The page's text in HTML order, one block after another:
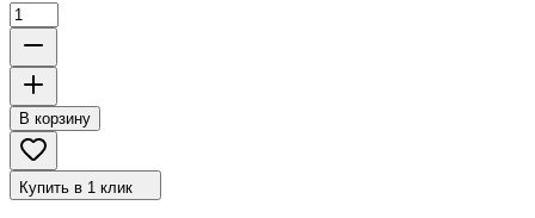
В корзину
Купить в 1 клик